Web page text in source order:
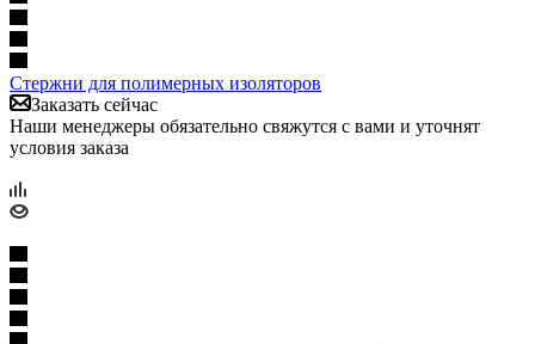
Стержни для полимерных изоляторов
Заказать сейчас
Наши менеджеры обязательно свяжутся с вами и уточнят
условия заказа